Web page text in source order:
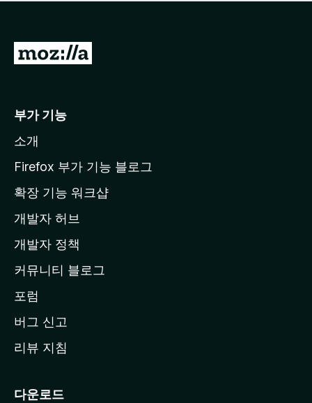
점
습
니
M
l
a
페
이
지
이
동
부가 기능
소개
Firefox 부가 기능 블로그
확장 기능 워크샵
개발자 허브
개발자 정책
커뮤니티 블로그
포럼
버그 신고
리뷰 지침
다운로드